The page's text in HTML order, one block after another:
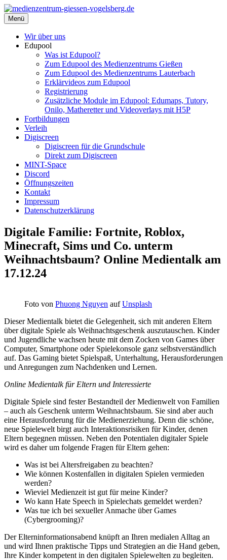
Zum
Inhalt
springen
medienzentrum-giessen-vogelsberg.de
Regionales Medienzentrum Gießen-Vogelsberg
Menü
Wir über uns
Edupool
Was ist Edupool?
Zum Edupool des Medienzentrums Gießen
Zum Edupool des Medienzentrums Lauterbach
Erklärvideos zum Edupool
Registrierung
Zusätzliche Module im Edupool: Edumaps, Tutory,
Onilo, Matheretter und Videoverlays mit H5P
Fortbildungen
Verleih
Digiscreen
Digiscreen für die Grundschule
Direkt zum Digiscreen
MINT-Space
Discord
Öffnungszeiten
Kontakt
Impressum
Datenschutzerklärung
Digitale Familie: Fortnite, Roblox,
Minecraft, Sims und Co. unterm
Weihnachtsbaum? Online Medientalk am
17.12.24
Foto von Phuong Nguyen aufUnsplash
Dieser Medientalk bietet die Gelegenheit, sich mit anderen Eltern
über digitale Spiele als Weihnachtsgeschenk auszutauschen. Kinder
und Jugendliche wachsen heute mit dem Zocken von Games über
Computer, Smartphone oder Spielekonsole ganz selbstverständlich
auf. Das Gaming bietet Spielspaß, Unterhaltung, Herausforderungen
und Anregungen zum Nachdenken und Lernen.
Online Medientalk für Eltern und Interessierte
Digitale Spiele sind fester Bestandteil der Medienwelt von Familien
– auch als Geschenk unterm Weihnachtsbaum. Sie sind aber auch
eine Herausforderung für die Medienerziehung. Denn die schöne,
neue Spielewelt birgt auch Interaktionsrisiken für Kinder, denen
Eltern begegnen müssen. Neben den Potentialen digitaler Spiele
wird es daher um folgende Fragen für Eltern gehen:
Was ist bei Altersfreigaben zu beachten?
Wie können Kostenfallen in digitalen Spielen vermieden
werden?
Wieviel Medienzeit ist gut für meine Kinder?
Wo kann Hate Speech in Spielechats gemeldet werden?
Was tue ich bei sexueller Anmache über Games
(Cybergrooming)?
Der Elterninformationsabend knüpft an Ihren medialen Alltag an
und wird Ihnen praktische Tipps und Strategien an die Hand geben,
Ihre Kinder kompetent in den digitalen Spielewelten zu begleiten.